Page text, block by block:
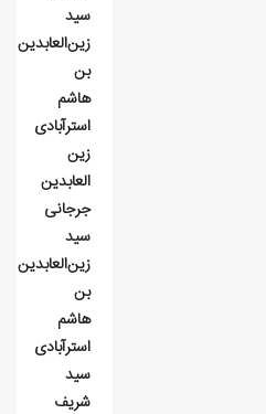
سید
زین‌العابدین
بن
هاشم
استرآبادی
زین
العابدین
جرجانی
سید
زین‌العابدین
بن
هاشم
استرآبادی
سید
شریف